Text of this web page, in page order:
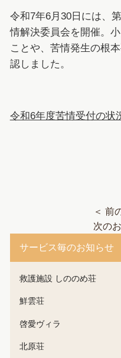
令和7年6月30日には、
情解決委員会を開催。
ことや、苦情発生の根
認しました。
令和6年度苦情受付の状
＜ 前
次の
サービス毎のお知らせ
救護施設 しののめ荘
鮮雲荘
啓愛ヴィラ
北原荘